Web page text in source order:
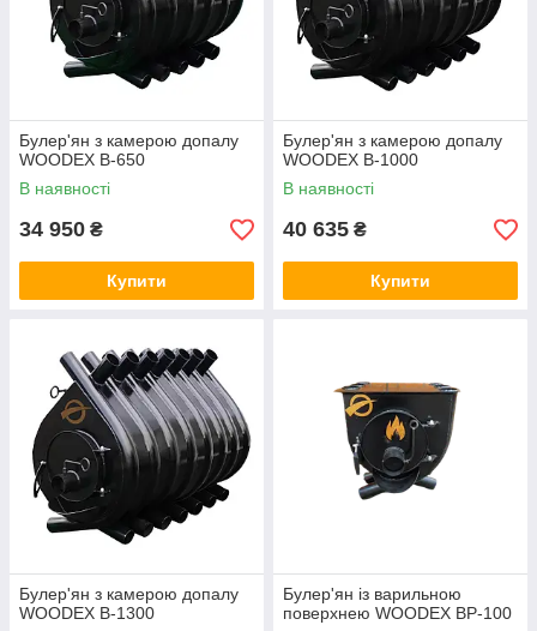
Булер'ян з камерою допалу
WOODEX B-650
В наявності
34 950 ₴
Купити
Булер'ян з камерою допалу
WOODEX B-1000
В наявності
40 635 ₴
Купити
Булер'ян з камерою допалу
WOODEX B-1300
Булер'ян із варильною
поверхнею WOODEX BР-100